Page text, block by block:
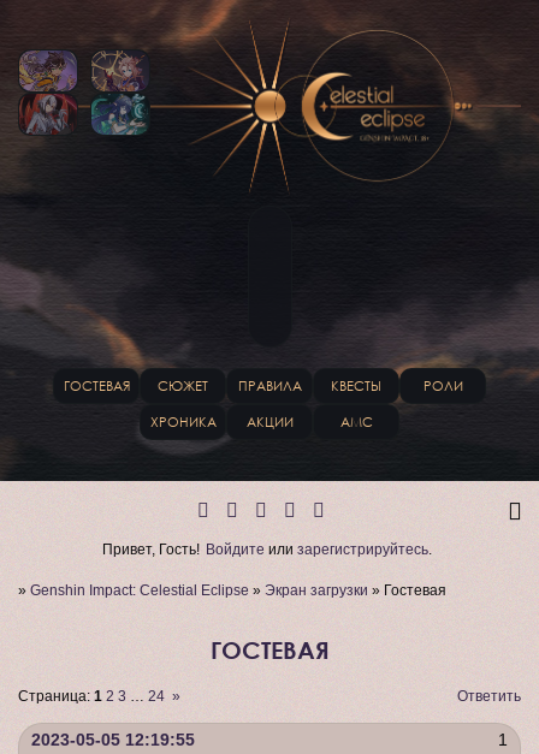
ГОСТЕВАЯ СЮЖЕТ ПРАВИЛА КВЕСТЫ РОЛИ
ХРОНИКА АКЦИИ АМС
Привет, Гость! Войдите или зарегистрируйтесь.
» Genshin Impact: Celestial Eclipse » Экран загрузки » Гостевая
ГОСТЕВАЯ
Страница: 1 2 3 … 24 » Ответить
1
2023-05-05 12:19:55